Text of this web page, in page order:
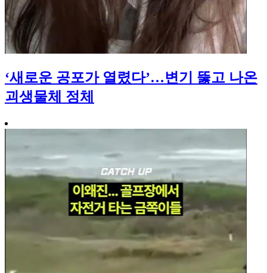
‘새로운 공포가 열렸다’…변기 뚫고 나온
괴생물체 정체